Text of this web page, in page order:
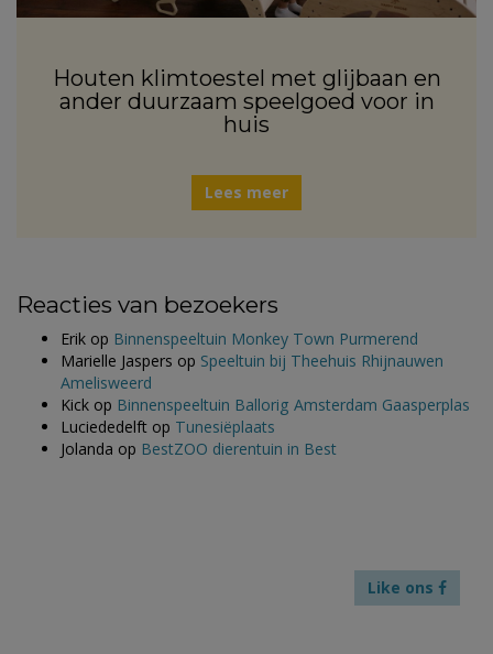
Houten klimtoestel met glijbaan en
ander duurzaam speelgoed voor in
huis
Lees meer
Reacties van bezoekers
Erik op Binnenspeeltuin Monkey Town Purmerend
Marielle Jaspers op Speeltuin bij Theehuis Rhijnauwen
Amelisweerd
Kick op Binnenspeeltuin Ballorig Amsterdam Gaasperplas
Luciededelft op Tunesiëplaats
Jolanda op BestZOO dierentuin in Best
Like ons